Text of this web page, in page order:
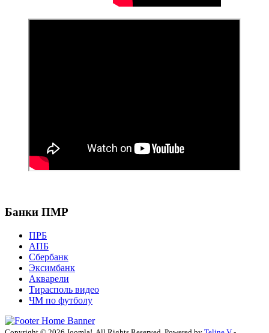
Банки ПМР
ПРБ
АПБ
Сбербанк
Эксимбанк
Акварели
Тирасполь видео
ЧМ по футболу